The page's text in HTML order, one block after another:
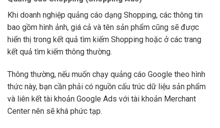
Khi doanh nghiệp quảng cáo dạng Shopping, các thông tin
bao gồm hình ảnh, giá cả và tên sản phẩm cũng sẽ được
hiển thị trong kết quả tìm kiếm Shopping hoặc ở các trang
kết quả tìm kiếm thông thường.
Thông thường, nếu muốn chạy quảng cáo Google theo hình
thức này, bạn cần phải có nguồn cấu trúc dữ liệu sản phẩm
và liên kết tài khoản Google Ads với tài khoản Merchant
Center nên sẽ khá phức tạp.